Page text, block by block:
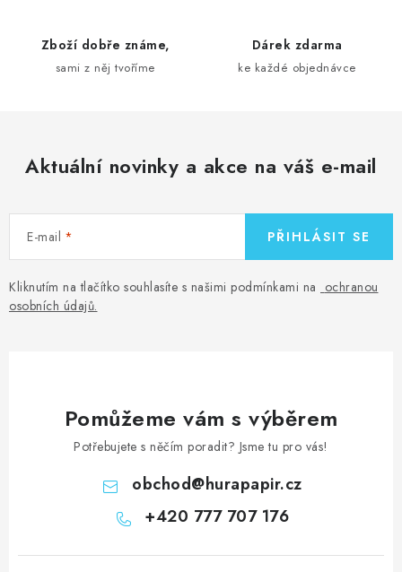
Zboží dobře známe,
sami z něj tvoříme
Dárek zdarma
ke každé objednávce
Aktuální novinky a akce na váš e-mail
E-mail
Kliknutím na tlačítko souhlasíte s našimi podmínkami na ochranou
osobních údajů.
PŘIHLÁSIT SE
Pomůžeme vám s výběrem
Potřebujete s něčím poradit? Jsme tu pro vás!
obchod@hurapapir.cz
+420 777 707 176